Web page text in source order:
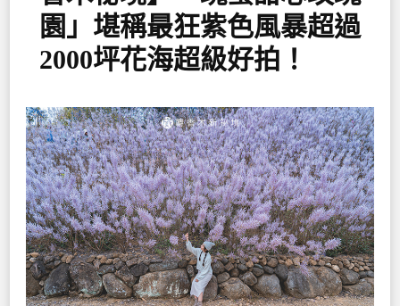
園」堪稱最狂紫色風暴超過
2000坪花海超級好拍！